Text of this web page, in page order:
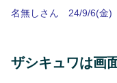
名無しさん 24/9/6(金)
ザシキュワは画